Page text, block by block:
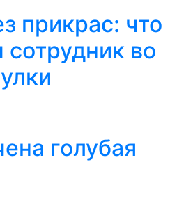
прикрас: что
во
голубая